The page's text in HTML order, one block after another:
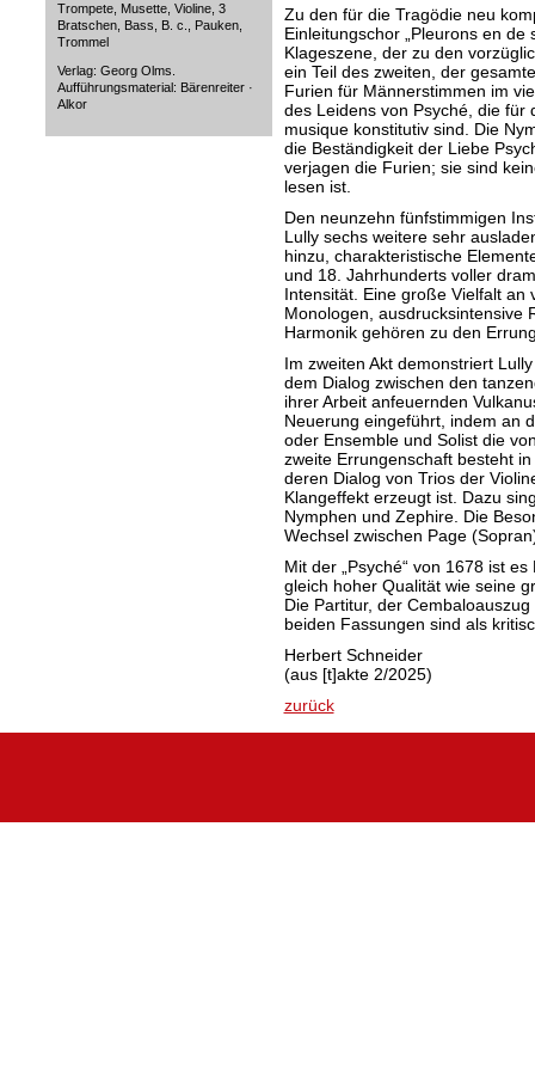
Trompete, Musette, Violine, 3
Bratschen, Bass, B. c., Pauken,
Trommel
Verlag: Georg Olms.
Aufführungsmaterial: Bärenreiter ·
Alkor
Zu den für die Tragödie neu
Einleitungschor „Pleurons en de
Klageszene, der zu den
ein Teil des zweiten, der
Furien für Männerstimmen im
des Leidens von Psyché, die für
musique konstitutiv sind. Die
die Beständigkeit der Liebe
verjagen die Furien; sie sind
lesen ist.
Den neunzehn fünfstimmigen
Lully sechs weitere sehr
hinzu, charakteristische
und 18. Jahrhunderts voller
Intensität. Eine große Vielfalt an
Monologen, ausdrucksintensive
Harmonik gehören zu den
Im zweiten Akt demonstriert
dem Dialog zwischen den
ihrer Arbeit anfeuernden
Neuerung eingeführt, indem an
oder Ensemble und Solist die
zweite Errungenschaft besteht
deren Dialog von Trios der
Klangeffekt erzeugt ist. Dazu
Nymphen und Zephire. Die
Wechsel zwischen Page
Mit der „Psyché“ von 1678 ist
gleich hoher Qualität wie seine
Die Partitur, der
beiden Fassungen sind als
Herbert Schneider
(aus [t]akte 2/2025)
zurück